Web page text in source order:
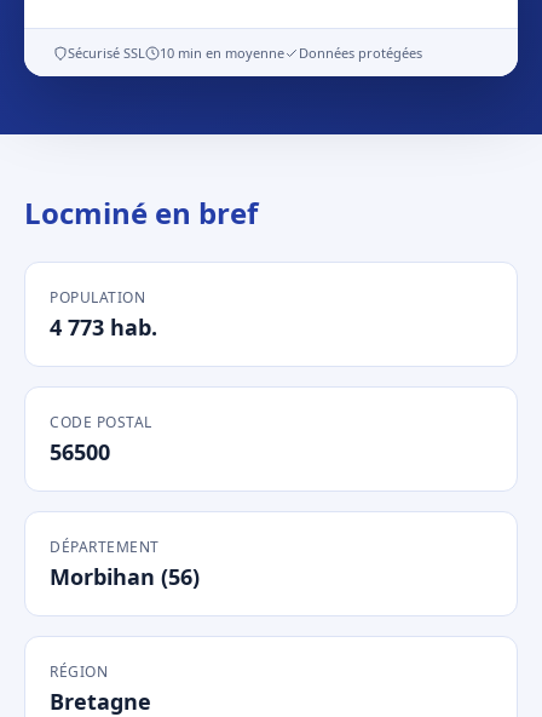
Sécurisé SSL 10 min en moyenne Données protégées
Locminé en bref
POPULATION
4 773 hab.
CODE POSTAL
56500
DÉPARTEMENT
Morbihan (56)
RÉGION
Bretagne